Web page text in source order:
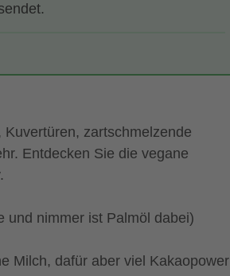
zartschmelzende
Entdecken Sie die vegane
und nimmer ist Palmöl dabei)
Milch, dafür aber viel Kakaopower